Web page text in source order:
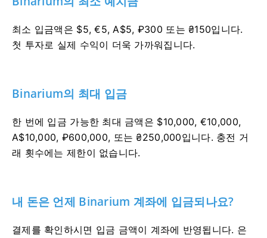
최소 입금액은 $5, €5, A$5, ₽300 또는 ₴150입니다.
첫 투자로 실제 수익이 더욱 가까워집니다.
Binarium의 최대 입금
한 번에 입금 가능한 최대 금액은 $10,000, €10,000,
A$10,000, ₽600,000, 또는 ₴250,000입니다. 충전 거
래 횟수에는 제한이 없습니다.
내 돈은 언제 Binarium 계좌에 입금되나요?
결제를 확인하시면 입금 금액이 계좌에 반영됩니다. 은